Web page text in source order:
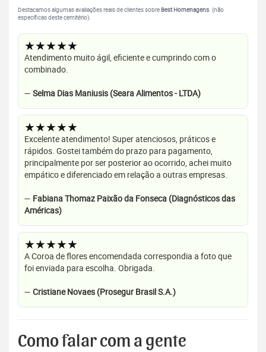
Destacamos algumas avaliações reais de clientes sobre Best Homenagens. (não
específicas deste cemitério).
★★★★★
Atendimento muito ágil, eficiente e cumprindo com o
combinado.
— Selma Dias Maniusis (Seara Alimentos - LTDA)
★★★★★
Excelente atendimento! Super atenciosos, práticos e
rápidos. Gostei também do prazo para pagamento,
principalmente por ser posterior ao ocorrido, achei muito
empático e diferenciado em relação a outras empresas.
— Fabiana Thomaz Paixão da Fonseca (Diagnósticos das
Américas)
★★★★★
A Coroa de flores encomendada correspondia a foto que
foi enviada para escolha. Obrigada.
— Cristiane Novaes (Prosegur Brasil S.A.)
Como falar com a gente